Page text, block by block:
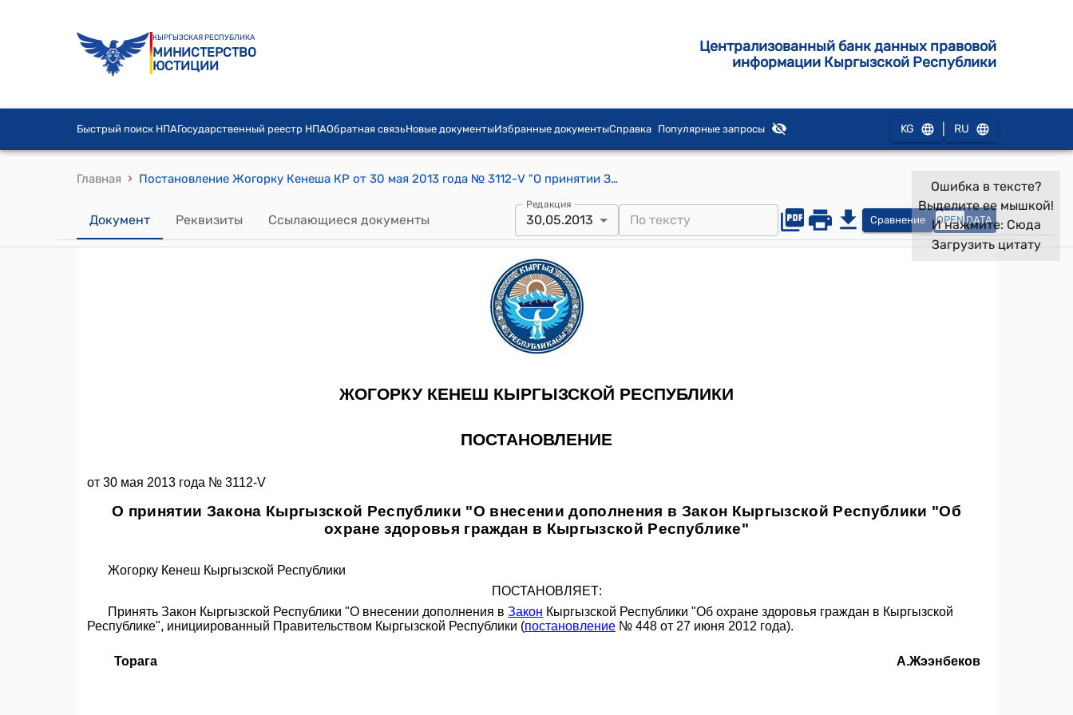
КЫРГЫЗСКАЯ РЕСПУБЛИКА
МИНИСТЕРСТВО
ЮСТИЦИИ
Централизованный банк данных правовой
информации Кыргызской Республики
Быстрый поиск НПАГосударственный реестр НПАОбратная связьНовые документыИзбранные документыСправка Популярные запросы KG RU
Главная › Постановление Жогорку Кенеша КР от 30 мая 2013 года № 3112-V "О принятии Закона Кыргызской Республики "О внесении дополнения в Закон Кыргызской Республики "Об охране здоровья граждан в Кыргызской Республике"
Документ Реквизиты Ссылающиеся документы
Редакция
30,05.2013 Сравнение OPEN DATA
Ошибка в тексте?
Выделите ее мышкой!
И нажмите: Сюда
Загрузить цитату